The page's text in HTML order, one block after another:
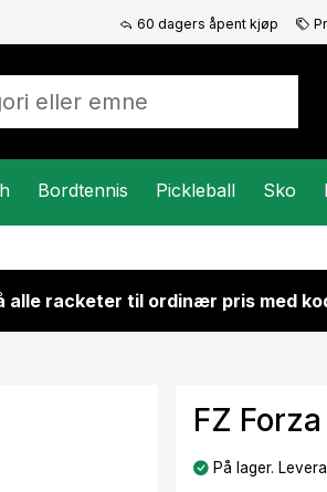
60 dagers åpent kjøp
Bordtennis Pickleball Sko
alle racketer til ordinær pris med
FZ
På lager.